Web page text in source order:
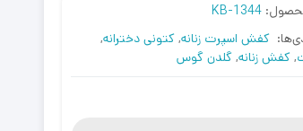
KB-1344
کفش اسپرت زنانه, کتونی دخترانه,
, کفش زنانه, گلدن گوس